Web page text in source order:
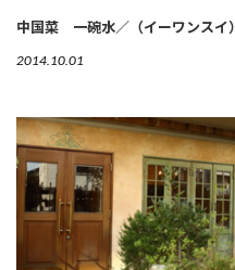
中国菜 一碗水／（イーワンスイ）
2014.10.01